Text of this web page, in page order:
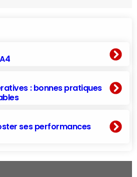
: bonnes pratiques
ses performances